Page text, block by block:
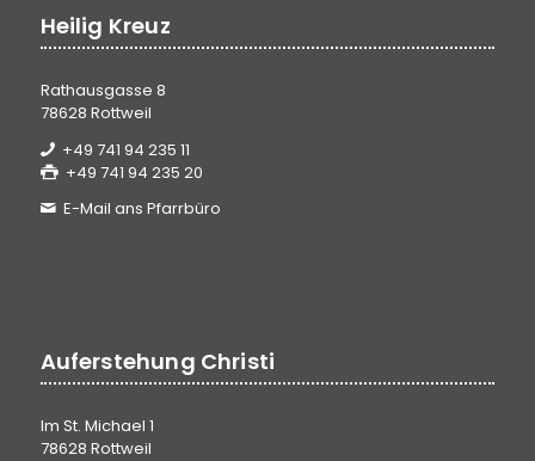
Heilig Kreuz
Rathausgasse 8
78628 Rottweil
+49 741 94 235 11
+49 741 94 235 20
E-Mail ans Pfarrbüro
Auferstehung Christi
Im St. Michael 1
78628 Rottweil